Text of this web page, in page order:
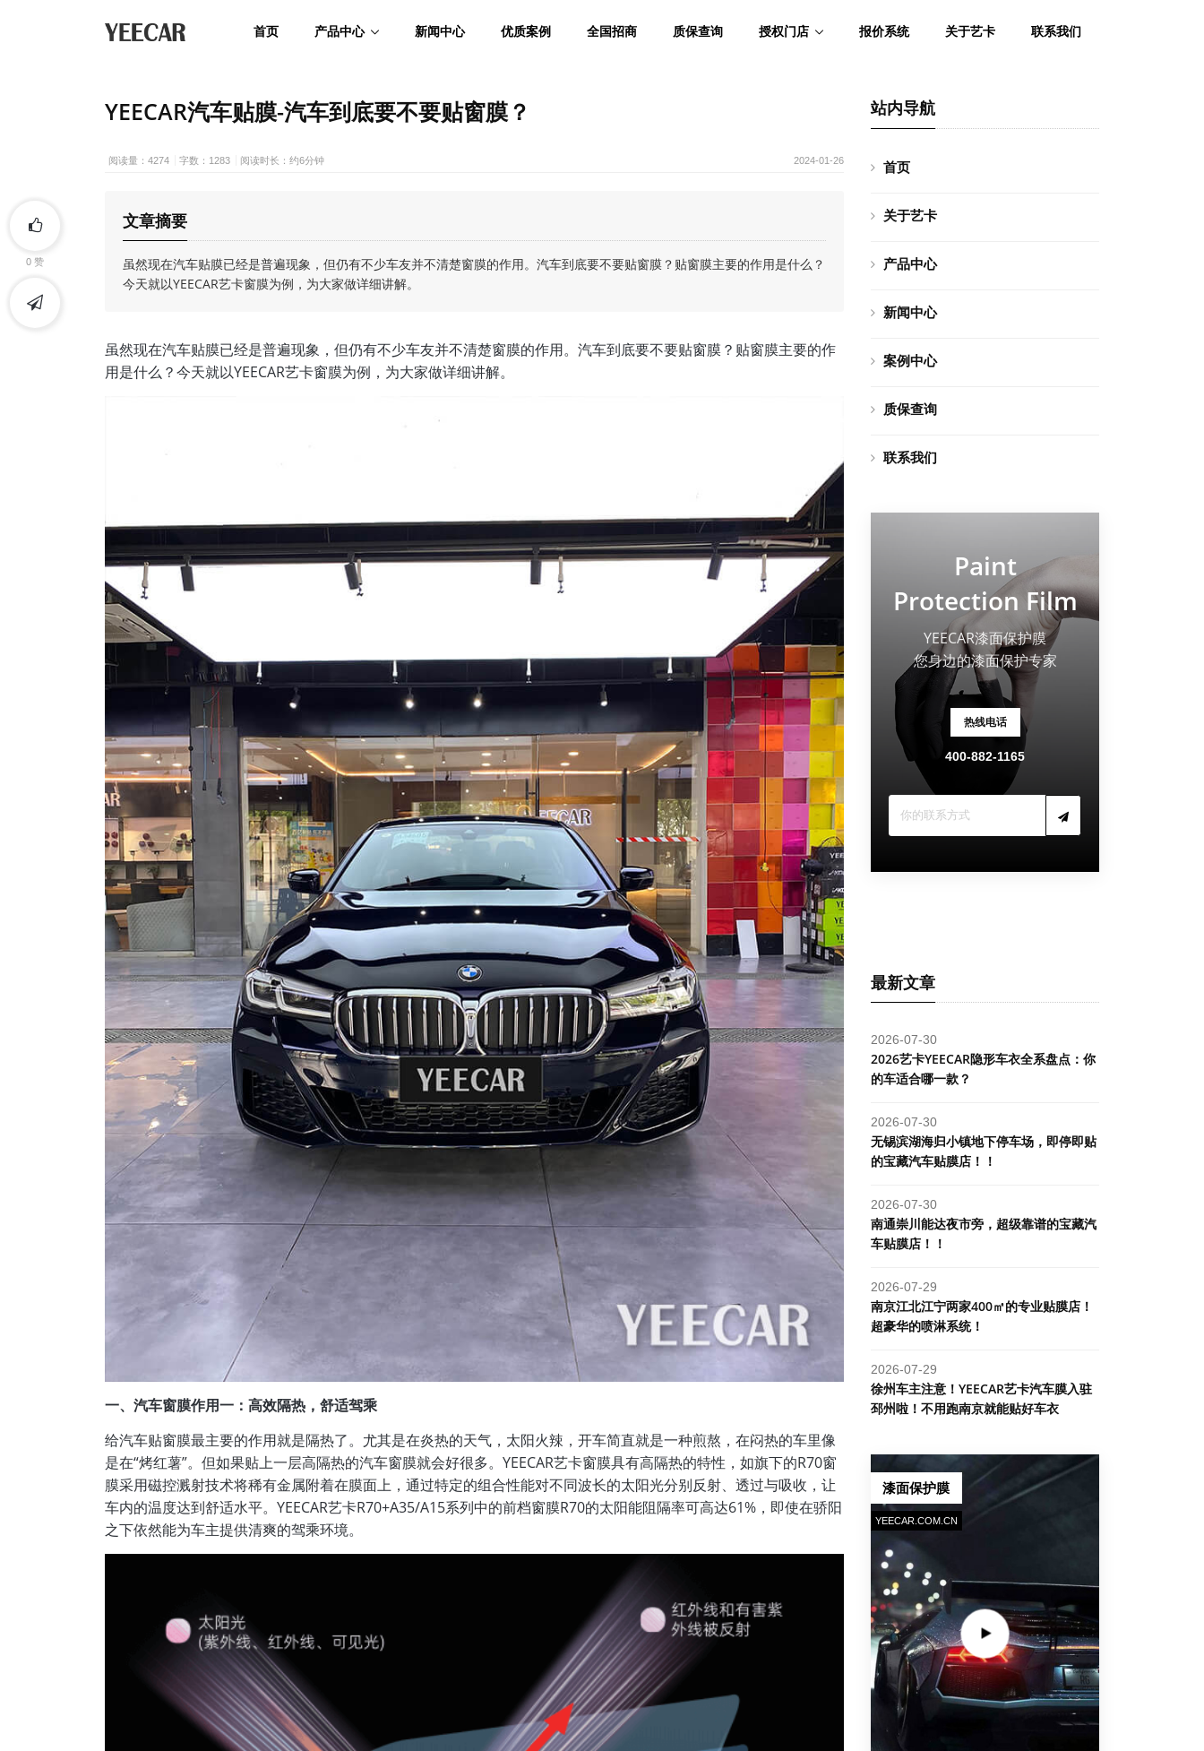
首页 产品中心 新闻中心 优质案例 全国招商 质保查询 授权门店 报价系统 关于艺卡 联系我们
YEECAR汽车贴膜-汽车到底要不要贴窗膜？
阅读量：4274 字数：1283 阅读时长：约6分钟 2024-01-26
文章摘要
虽然现在汽车贴膜已经是普遍现象，但仍有不少车友并不清楚窗膜的作用。汽车到底要不要贴窗膜？贴窗膜主要的作用是什么？
今天就以YEECAR艺卡窗膜为例，为大家做详细讲解。
虽然现在汽车贴膜已经是普遍现象，但仍有不少车友并不清楚窗膜的作用。汽车到底要不要贴窗膜？贴窗膜主要的作
用是什么？今天就以YEECAR艺卡窗膜为例，为大家做详细讲解。
一、汽车窗膜作用一：高效隔热，舒适驾乘
给汽车贴窗膜最主要的作用就是隔热了。尤其是在炎热的天气，太阳火辣，开车简直就是一种煎熬，在闷热的车里像
是在“烤红薯”。但如果贴上一层高隔热的汽车窗膜就会好很多。YEECAR艺卡窗膜具有高隔热的特性，如旗下的R70窗
膜采用磁控溅射技术将稀有金属附着在膜面上，通过特定的组合性能对不同波长的太阳光分别反射、透过与吸收，让
车内的温度达到舒适水平。YEECAR艺卡R70+A35/A15系列中的前档窗膜R70的太阳能阻隔率可高达61%，即使在骄阳
之下依然能为车主提供清爽的驾乘环境。
站内导航
首页
关于艺卡
产品中心
新闻中心
案例中心
质保查询
联系我们
Paint
Protection Film
YEECAR漆面保护膜
您身边的漆面保护专家
热线电话
400-882-1165
最新文章
2026-07-30
2026艺卡YEECAR隐形车衣全系盘点：你
的车适合哪一款？
2026-07-30
​无锡滨湖海归小镇地下停车场，即停即贴
的宝藏汽车贴膜店！！
2026-07-30
南通崇川能达夜市旁，超级靠谱的宝藏汽
车贴膜店！！
2026-07-29
南京江北江宁两家400㎡的专业贴膜店！
超豪华的喷淋系统！
2026-07-29
​徐州车主注意！YEECAR艺卡汽车膜入驻
邳州啦！不用跑南京就能贴好车衣
漆面保护膜
YEECAR.COM.CN
0 赞